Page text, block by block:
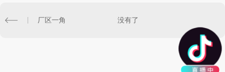
厂区一角 没有了